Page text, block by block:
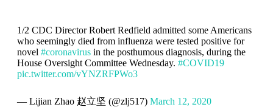
1/2 CDC Director Robert Redfield admitted some Americans
who seemingly died from influenza were tested positive for
novel #coronavirusin the posthumous diagnosis, during the
House Oversight Committee Wednesday. #COVID19
pic.twitter.com/vYNZRFPWo3
— Lijian Zhao 赵立坚 (@zlj517) March 12, 2020